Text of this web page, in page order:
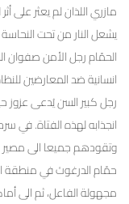
مازري اللذان لم يعثر
يشعل النار من تحت
الحمّام رجل الأمن صفوان
انسانية ضد المعارضين
رجل كبير السن يُدعى عزوز
انجذابه لهذه الفتاة. في
وتقودهم جميعا الى مصير
حمّام الدرغوث في منطقة
مجهولة الفاعل، ثم الى